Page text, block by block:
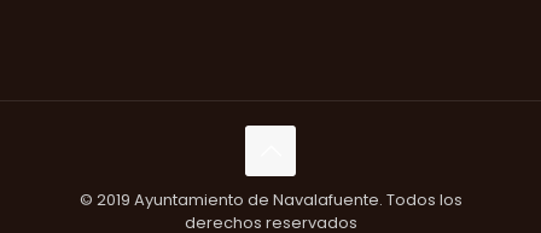
© 2019 Ayuntamiento de Navalafuente. Todos los
derechos reservados